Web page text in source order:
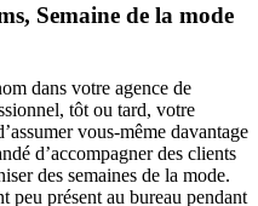
Semaine de la mode
dans votre agence de
tôt ou tard, votre
vous-même davantage
d’accompagner des clients
des semaines de la mode.
peu présent au bureau pendant